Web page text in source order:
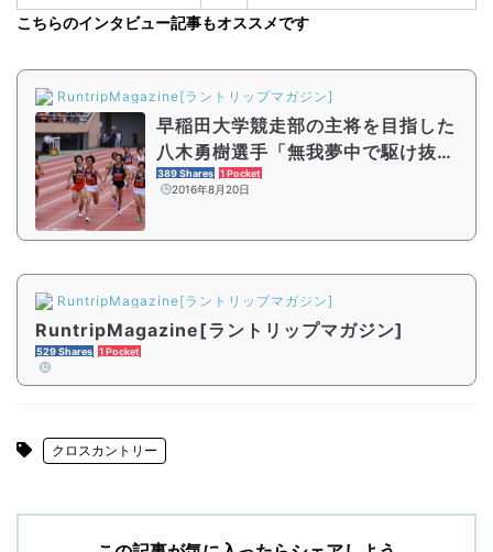
こちらのインタビュー記事もオススメです
RuntripMagazine[ラントリップマガジン]
早稲田大学競走部の主将を目指した
八木勇樹選手「無我夢中で駆け抜け
た瞬間」をふり返る
389 Shares 1 Pocket
2016年8月20日
RuntripMagazine[ラントリップマガジン]
RuntripMagazine[ラントリップマガジン]
529 Shares 1 Pocket
クロスカントリー